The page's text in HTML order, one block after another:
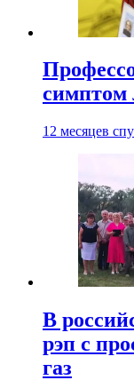
симптом
12 месяцев
В
рэп с
газ